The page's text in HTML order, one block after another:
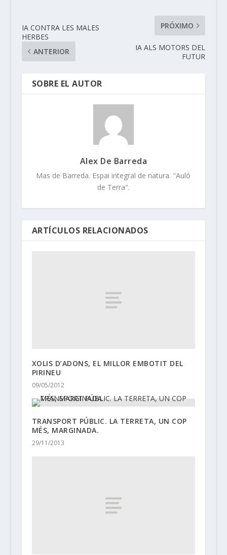
IA CONTRA LES MALES
HERBES
ANTERIOR
PRÓXIMO
IA ALS MOTORS DEL
FUTUR
SOBRE EL AUTOR
Alex De Barreda
Mas de Barreda. Espai integral de natura. "Auló
de Terra".
ARTÍCULOS RELACIONADOS
XOLIS D’ADONS, EL MILLOR EMBOTIT DEL
PIRINEU
09/05/2012
TRANSPORT PÚBLIC. LA TERRETA, UN COP
MÉS, MARGINADA.
29/11/2013